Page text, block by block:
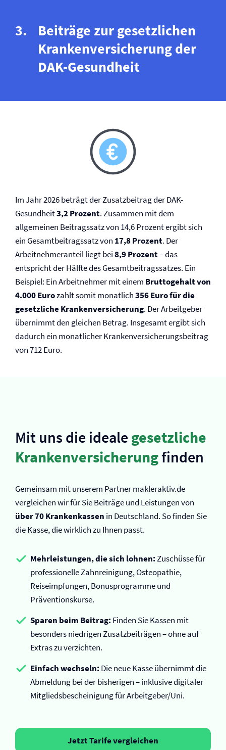
Beiträge zur gesetzlichen
Kranken­versicherung der
DAK-Gesundheit
Im Jahr 2026 beträgt der Zusatzbeitrag der DAK-
Gesundheit3,2 Prozent. Zusammen mit dem
allgemeinen Beitragssatz von 14,6 Prozent ergibt sich
ein Gesamtbeitragssatz von 17,8 Prozent. Der
Arbeitnehmeranteil liegt bei8,9 Prozent– das
entspricht der Hälfte des Gesamtbeitragssatzes. Ein
Beispiel: Ein Arbeitnehmer mit einem Bruttogehalt von
4.000 Eurozahlt somit monatlich356 Euro für die
gesetzliche Kranken­versicherung. Der Arbeitgeber
übernimmt den gleichen Betrag. Insgesamt ergibt sich
dadurch ein monatlicher Kranken­versicherungsbeitrag
von 712 Euro.
Mit uns die ideale gesetzliche
Kranken­versicherungfinden
Gemeinsam mit unserem Partner makleraktiv.de
vergleichen wir für Sie Beiträge und Leistungen von
über 70 Krankenkassen in Deutschland. So finden Sie
die Kasse, die wirklich zu Ihnen passt.
Mehrleistungen, die sich lohnen:Zuschüsse für
professionelle Zahnreinigung, Osteopathie,
Reiseimpfungen, Bonusprogramme und
Präventionskurse.
Sparen beim Beitrag: Finden Sie Kassen mit
besonders niedrigen Zusatzbeiträgen – ohne auf
Extras zu verzichten.
Einfach wechseln: Die neue Kasse übernimmt die
Abmeldung bei der bisherigen – inklusive digitaler
Mitgliedsbescheinigung für Arbeitgeber/Uni.
Jetzt Tarife vergleichen